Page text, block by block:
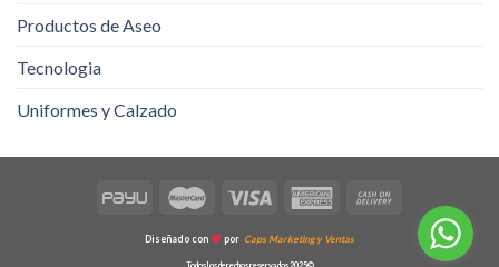
Productos de Aseo
Tecnologia
Uniformes y Calzado
Diseñado con por Caps Marketing y Ventas